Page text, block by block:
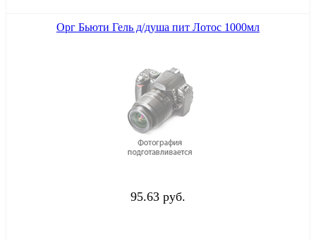
Орг Бьюти Гель д/душа пит Лотос 1000мл
95.63 руб.